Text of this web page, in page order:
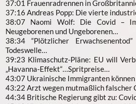
37:01 Frauenradrennen in
37:16 Andreas Popp: Die vierte
38:07 Naomi Wolf: Die Covid –
Neugeborenen und Ungeborenen…
38:34 “Plötzlicher
Todeswelle…
39:23 Klimaschutz-Pläne: EU will
„Havanna-Effekt“…Spritpreise…
43:07 Ukrainische Immigranten
43:22 Arzt wegen mutmaßlich falscher
44:34 Britische Regierung gibt zu: